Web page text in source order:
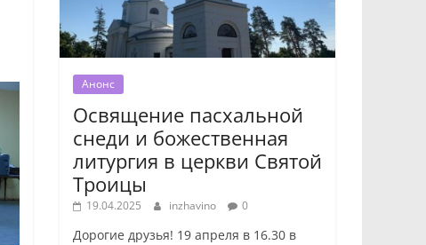
Анонс
Освящение пасхальной
снеди и божественная
литургия в церкви Святой
Троицы
19.04.2025 inzhavino 0
Дорогие друзья! 19 апреля в 16.30 в